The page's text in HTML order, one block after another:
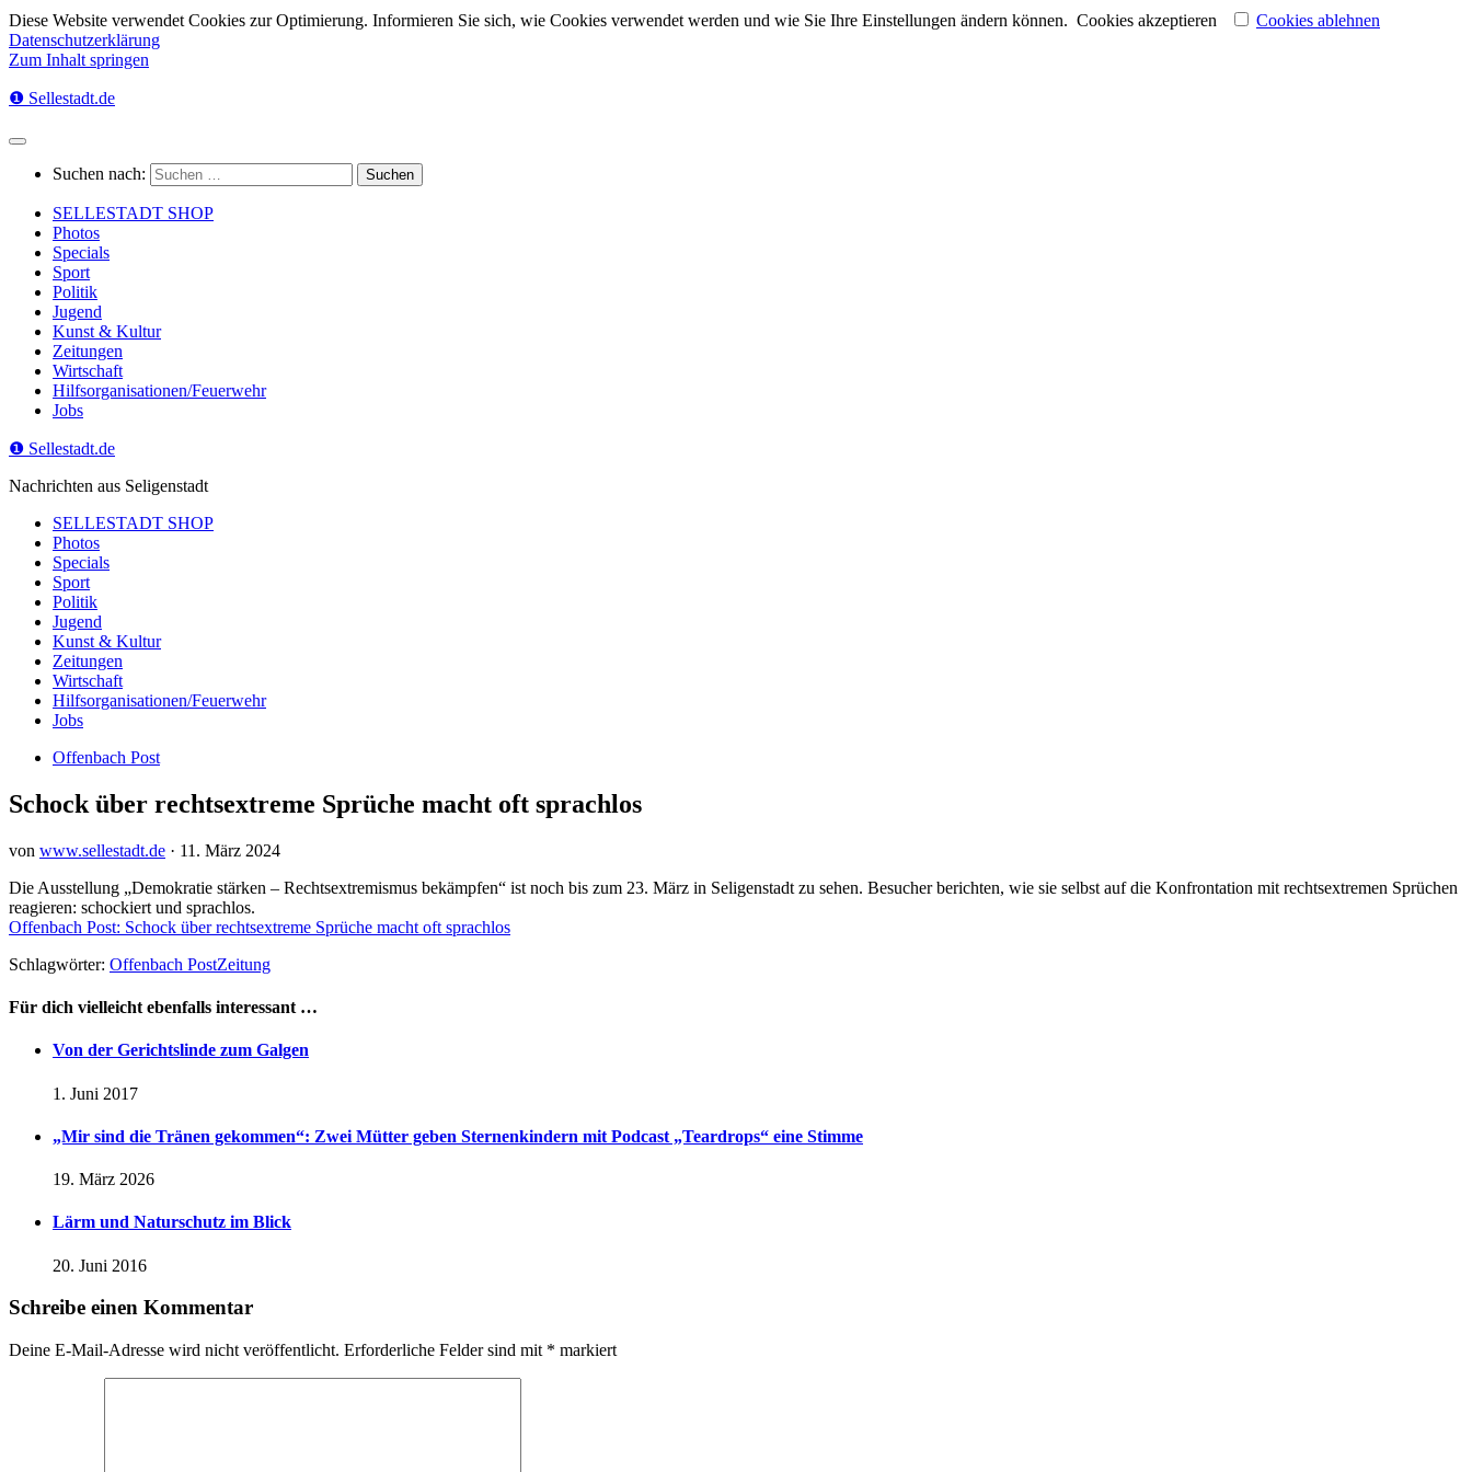
Diese Website verwendet Cookies zur Optimierung. Informieren Sie sich, wie Cookies verwendet werden und wie Sie Ihre Einstellungen ändern können. Cookies akzeptieren
Cookies ablehnen
Datenschutzerklärung
Zum Inhalt springen
❶ Sellestadt.de
Suchen nach:
SELLESTADT SHOP
Photos
Specials
Sport
Politik
Jugend
Kunst & Kultur
Zeitungen
Wirtschaft
Hilfsorganisationen/Feuerwehr
Jobs
❶ Sellestadt.de
Nachrichten aus Seligenstadt
SELLESTADT SHOP
Photos
Specials
Sport
Politik
Jugend
Kunst & Kultur
Zeitungen
Wirtschaft
Hilfsorganisationen/Feuerwehr
Jobs
Offenbach Post
Schock über rechtsextreme Sprüche macht oft sprachlos
von www.sellestadt.de · 11. März 2024
Die Ausstellung „Demokratie stärken – Rechtsextremismus bekämpfen“ ist noch bis zum 23. März in Seligenstadt zu sehen. Besucher berichten, wie sie selbst auf die Konfrontation mit rechtsextremen Sprüchen
reagieren: schockiert und sprachlos.
Offenbach Post: Schock über rechtsextreme Sprüche macht oft sprachlos
Schlagwörter: Offenbach PostZeitung
Für dich vielleicht ebenfalls interessant …
Von der Gerichtslinde zum Galgen
1. Juni 2017
„Mir sind die Tränen gekommen“: Zwei Mütter geben Sternenkindern mit Podcast „Teardrops“ eine Stimme
19. März 2026
Lärm und Naturschutz im Blick
20. Juni 2016
Schreibe einen Kommentar
Deine E-Mail-Adresse wird nicht veröffentlicht. Erforderliche Felder sind mit * markiert